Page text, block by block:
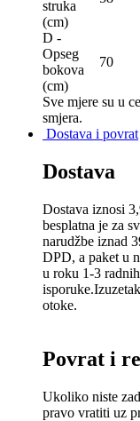
struka
(сm)
D -
Opseg
bokova
(сm)
70
Sve mjere su u
smjera.
Dostava i povrat
Dostava
Dostava iznosi
besplatna je za
narudžbe iznad
DPD, a paket u
u roku 1-3
otoke.
Povrat i
Ukoliko niste
pravo vratiti uz